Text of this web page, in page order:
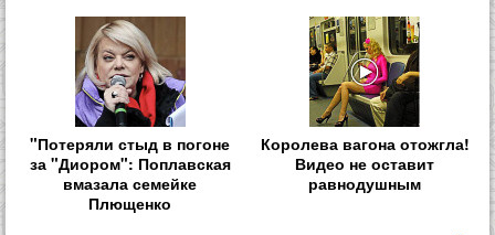
"Потеряли стыд в погоне
за "Диором": Поплавская
вмазала семейке
Плющенко
Королева вагона отожгла!
Видео не оставит
равнодушным